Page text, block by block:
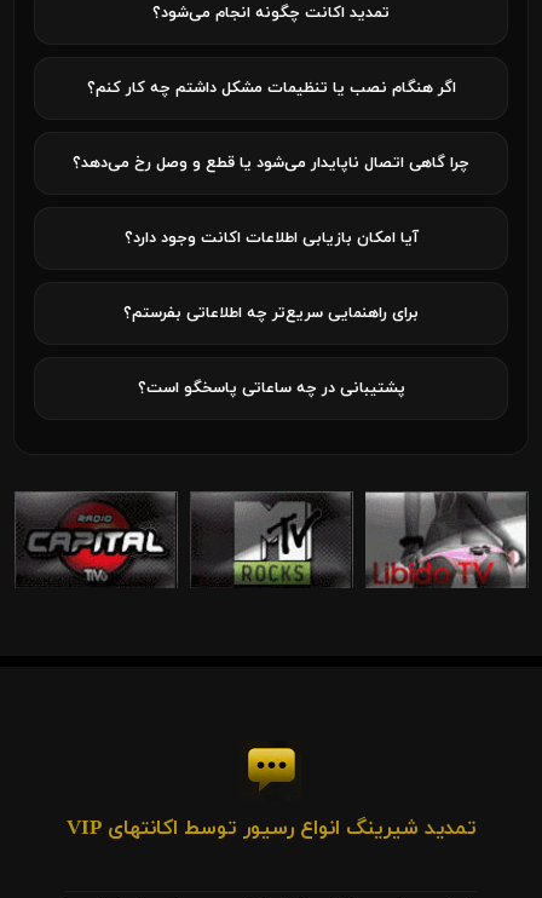
تمدید اکانت چگونه انجام می‌شود؟
اگر هنگام نصب یا تنظیمات مشکل داشتم چه کار کنم؟
چرا گاهی اتصال ناپایدار می‌شود یا قطع و وصل رخ می‌دهد؟
آیا امکان بازیابی اطلاعات اکانت وجود دارد؟
برای راهنمایی سریع‌تر چه اطلاعاتی بفرستم؟
پشتیبانی در چه ساعاتی پاسخگو است؟
تمدید شیرینگ انواع رسیور توسط اکانتهای VIP